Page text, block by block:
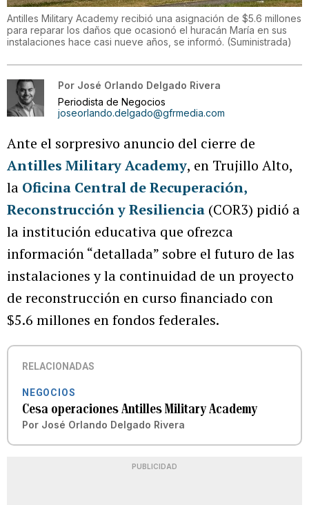
Antilles Military Academy recibió una asignación de $5.6 millones
para reparar los daños que ocasionó el huracán María en sus
instalaciones hace casi nueve años, se informó. (Suministrada)
Por José Orlando Delgado Rivera
Periodista de Negocios
joseorlando.delgado@gfrmedia.com
Ante el sorpresivo anuncio del cierre de
Antilles Military Academy, en Trujillo Alto,
la Oficina Central de Recuperación,
Reconstrucción y Resiliencia (COR3) pidió a
la institución educativa que ofrezca
información “detallada” sobre el futuro de las
instalaciones y la continuidad de un proyecto
de reconstrucción en curso financiado con
$5.6 millones en fondos federales.
RELACIONADAS
NEGOCIOS
Cesa operaciones Antilles Military Academy
Por José Orlando Delgado Rivera
PUBLICIDAD